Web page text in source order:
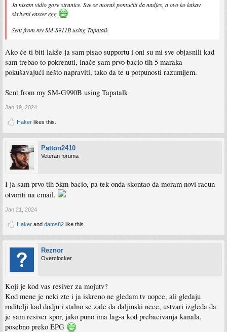
Ja nisam vidio gore stranice. Sve se moraš pomučiti da nadjes, a ovo ko kakav
skriveni easter egg
Sent from my SM-S911B using Tapatalk
Ako će ti biti lakše ja sam pisao supportu i oni su mi sve objasnili kad
sam trebao to pokrenuti, inače sam prvo bacio tih 5 maraka
pokušavajući nešto napraviti, tako da te u potpunosti razumijem.
Sent from my SM-G990B using Tapatalk
Jan 19, 2024
Haker likes this.
Patton2410
Veteran foruma
I ja sam prvo tih 5km bacio, pa tek onda skontao da moram novi racun
otvoriti na email.
Jan 21, 2024
Haker and dams82 like this.
Reznor
Overclocker
Koji je kod vas resiver za mojutv?
Kod mene je neki zte i ja iskreno ne gledam tv uopce, ali gledaju
roditelji kad dodju i stalno se zale da daljinski nece, ustvari izgleda da
je sam resiver spor, jako puno ima lag-a kod prebacivanja kanala,
posebno preko EPG